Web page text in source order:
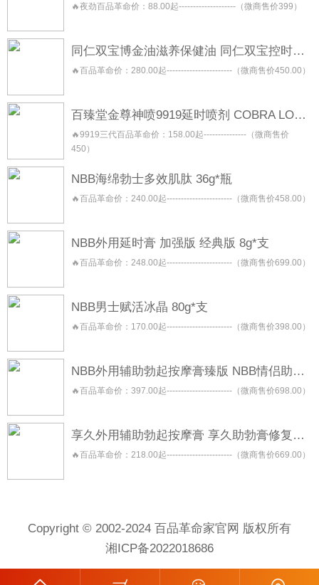
🔥夜劲百品革命价：88.00起--------------------（微商售价399）
同仁双宝博金油滋养保健油 同仁双宝控时保健喷剂 同仁双宝修复按摩保健膏 同仁双宝焕能保健凝露
🔥百品革命价：280.00起-----------------------（微商售价450.00）
百臻堂金尊神喷9919延时喷剂 COBRA LONGLAST 三代二代青春版
🔥9919三代百品革命价：158.00起---------------（微商售价
450）
NBB海绵勃士多效肌肽 36g*瓶
🔥百品革命价：240.00起-----------------------（微商售价458.00）
NBB外用延时膏 加强版 经典版 8g*支
🔥百品革命价：248.00起-----------------------（微商售价699.00）
NBB男士赋活冰晶 80g*支
🔥百品革命价：170.00起-----------------------（微商售价398.00）
NBB外用辅助勃起按摩膏臻版 NBB情侣助勃按摩膏 NBB助勃膏
🔥百品革命价：397.00起-----------------------（微商售价698.00）
享久外用辅助勃起按摩膏 享久助勃膏修复型 享久助勃膏养护型
🔥百品革命价：218.00起-----------------------（微商售价669.00）
Copyright © 2002-2024 百品革命家官网 版权所有
湘ICP备2022018686